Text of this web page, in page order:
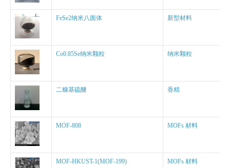
FeSe2纳米八面体 新型材料
Co0.85Se纳米颗粒 纳米颗粒
二糠基硫醚 香精
MOF-808 MOFs 材料
MOF-HKUST-1(MOF-199) MOFs 材料